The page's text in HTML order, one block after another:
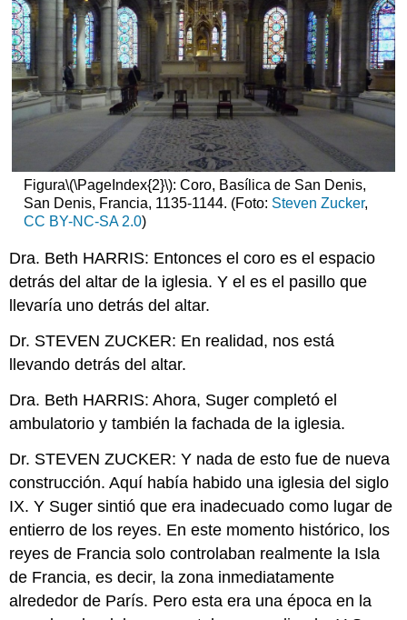
moralizada
Rey
reina
Un
vínculo
tierra
y
el
cielo
clérigo
y
artista
Consejos
un
Figura\(\PageIndex{2}\): Coro, Basílica de San Denis,
San Denis, Francia, 1135-1144. (Foto: Steven Zucker,
CC BY-NC-SA 2.0)
Dra. Beth HARRIS: Entonces el coro es el espacio
detrás del altar de la iglesia. Y el es el pasillo que
llevaría uno detrás del altar.
Dr. STEVEN ZUCKER: En realidad, nos está
llevando detrás del altar.
Dra. Beth HARRIS: Ahora, Suger completó el
ambulatorio y también la fachada de la iglesia.
Dr. STEVEN ZUCKER: Y nada de esto fue de nueva
construcción. Aquí había habido una iglesia del siglo
IX. Y Suger sintió que era inadecuado como lugar de
entierro de los reyes. En este momento histórico, los
reyes de Francia solo controlaban realmente la Isla
de Francia, es decir, la zona inmediatamente
alrededor de París. Pero esta era una época en la